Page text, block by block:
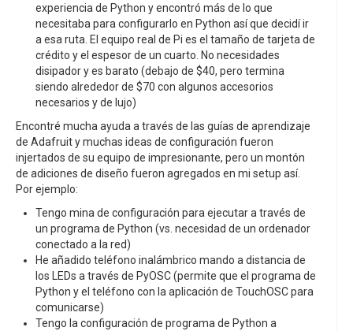
experiencia de Python y encontró más de lo que
necesitaba para configurarlo en Python así que decidí ir
a esa ruta. El equipo real de Pi es el tamaño de tarjeta de
crédito y el espesor de un cuarto. No necesidades
disipador y es barato (debajo de $40, pero termina
siendo alrededor de $70 con algunos accesorios
necesarios y de lujo)
Encontré mucha ayuda a través de las guías de aprendizaje
de Adafruit y muchas ideas de configuración fueron
injertados de su equipo de impresionante, pero un montón
de adiciones de diseño fueron agregados en mi setup así.
Por ejemplo:
Tengo mina de configuración para ejecutar a través de
un programa de Python (vs. necesidad de un ordenador
conectado a la red)
He añadido teléfono inalámbrico mando a distancia de
los LEDs a través de PyOSC (permite que el programa de
Python y el teléfono con la aplicación de TouchOSC para
comunicarse)
Tengo la configuración de programa de Python a